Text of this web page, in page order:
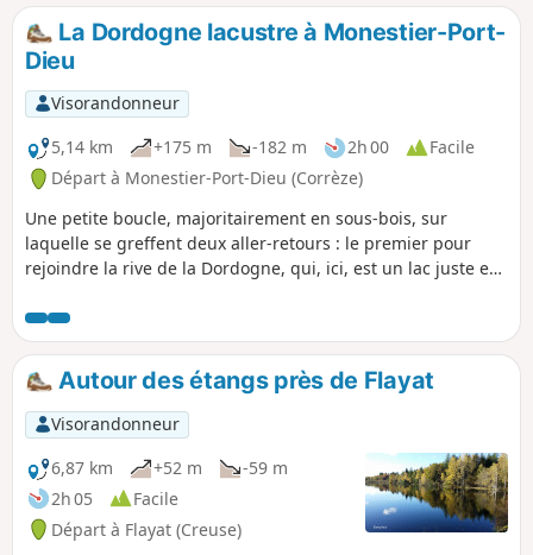
La Dordogne lacustre à Monestier-Port-
Dieu
Visorandonneur
5,14 km
+175 m -182 m 2h 00
Facile
Départ à Monestier-Port-Dieu (Corrèze)
Une petite boucle, majoritairement en sous-bois, sur
laquelle se greffent deux aller-retours : le premier pour
rejoindre la rive de la Dordogne, qui, ici, est un lac juste en
découvrir le Site de la Vie, un joli point de vue agrémenté
d'une table d'orientation.
Autour des étangs près de Flayat
Visorandonneur
6,87 km
+52 m
-59 m
2h 05
Facile
Départ à Flayat (Creuse)